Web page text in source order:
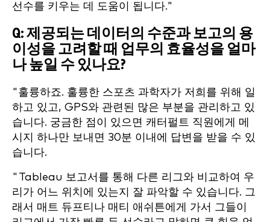
선수를 키우는 데 도움이 됩니다."
Q: 제공되는 데이터의 수준과 보고의 용
이성을 고려할 때 업무의 효율성을 얼마
나 높일 수 있나요?
"훌륭하죠. 훌륭한 스포츠 과학자가 저희를 위해 일
하고 있고, GPS와 관련된 많은 부분을 관리하고 있
습니다. 궁금한 점이 있으면 캐터펄트 직원에게 메
시지 하나만 보내면 30분 이내에 답변을 받을 수 있
습니다.
"Tableau 보고서를 통해 다른 리그와 비교하여 우
리가 어느 위치에 있는지 잘 파악할 수 있습니다. 그
래서 매트 듀프티나 매티 애쉬튼에게 가서 그들이